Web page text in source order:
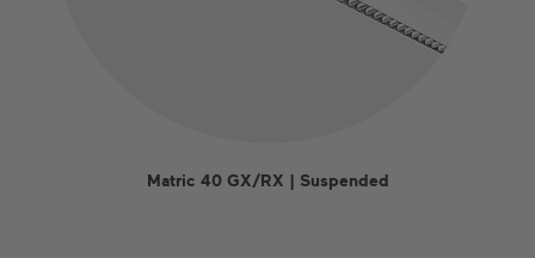
Matric 40 GX/RX | Suspended